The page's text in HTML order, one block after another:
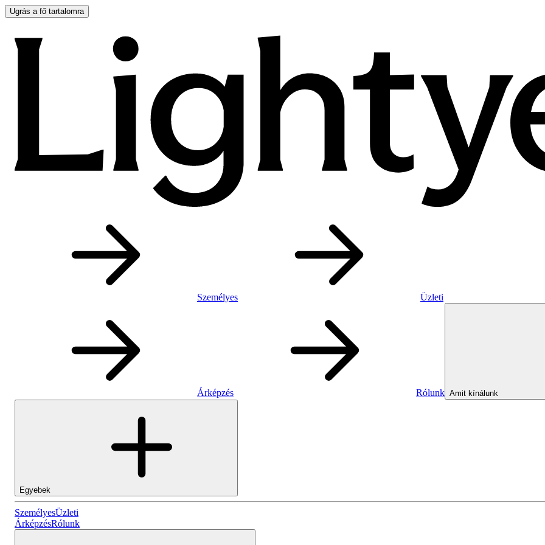
Ugrás a fő tartalomra
Személyes Üzleti
Árképzés Rólunk Amit kínálunk
Személyes
Egyebek
SzemélyesÜzleti
ÁrképzésRólunk